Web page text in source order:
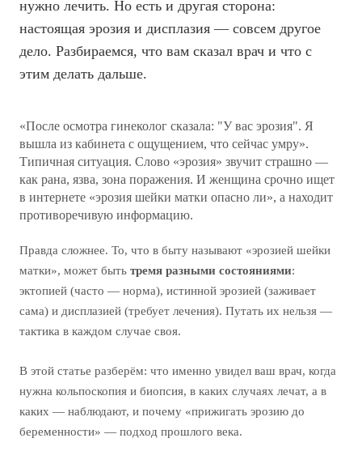
нужно лечить. Но есть и другая сторона:
настоящая эрозия и дисплазия — совсем другое
дело. Разбираемся, что вам сказал врач и что с
этим делать дальше.
«После осмотра гинеколог сказала: "У вас эрозия". Я
вышла из кабинета с ощущением, что сейчас умру».
Типичная ситуация. Слово «эрозия» звучит страшно —
как рана, язва, зона поражения. И женщина срочно ищет
в интернете «эрозия шейки матки опасно ли», а находит
противоречивую информацию.
Правда сложнее. То, что в быту называют «эрозией шейки
матки», может быть тремя разными состояниями:
эктопией (часто — норма), истинной эрозией (заживает
сама) и дисплазией (требует лечения). Путать их нельзя —
тактика в каждом случае своя.
В этой статье разберём: что именно увидел ваш врач, когда
нужна кольпоскопия и биопсия, в каких случаях лечат, а в
каких — наблюдают, и почему «прижигать эрозию до
беременности» — подход прошлого века.